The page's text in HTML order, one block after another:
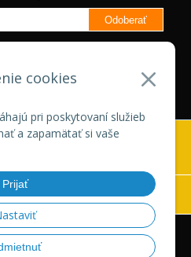
cookies
pri poskytovaní služieb
a zapamätať si vaše
Prijať
Odoberať
Neplatí pre Veľkoobchodných
tvorba eshopu cez UNIobchod